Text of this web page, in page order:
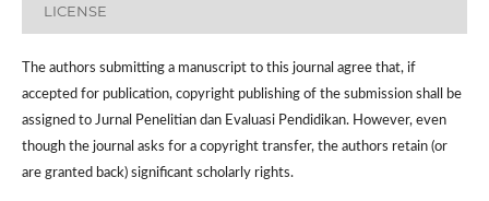
LICENSE
The authors submitting a manuscript to this journal agree that, if
accepted for publication, copyright publishing of the submission shall be
assigned to Jurnal Penelitian dan Evaluasi Pendidikan. However, even
though the journal asks for a copyright transfer, the authors retain (or
are granted back) significant scholarly rights.